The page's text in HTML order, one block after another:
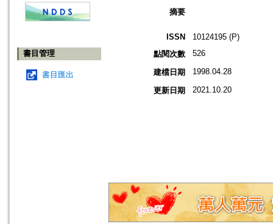
書目管理
書目匯出
摘要
ISSN
10124195 (P)
點閱次數
526
建檔日期 1998.04.28
更新日期 2021.10.20